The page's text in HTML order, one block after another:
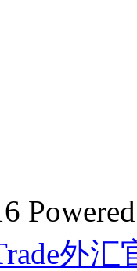
外汇